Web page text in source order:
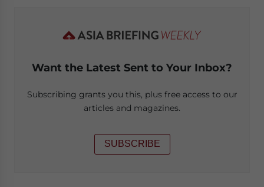
Want the Latest Sent to Your Inbox?
Subscribing grants you this, plus free access to our
articles and magazines.
SUBSCRIBE